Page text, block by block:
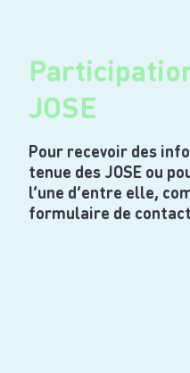
JOSE
Pour recevoir des
tenue des JOSE ou
l’une d’entre elle,
formulaire de